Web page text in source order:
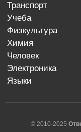
транспорт
учеба
физкультура
химия
человек
электроника
языки
© 2010-2025